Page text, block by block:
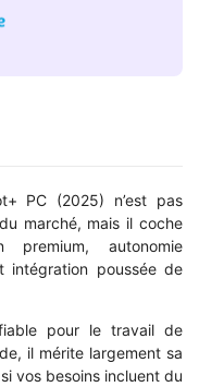
PC (2025) n’est pas
marché, mais il coche
autonomie
intégration poussée de
pour le travail de
il mérite largement sa
vos besoins incluent du